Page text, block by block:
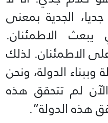
الجدية بمعنى
الاطمئنان.
الاطمئنان. لذلك
الدولة، ونحن
لم تتحقق هذه
هذه الدولة”.